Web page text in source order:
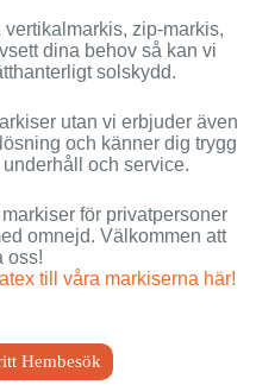
zip-markis,
dina behov så kan vi
solskydd.
utan vi erbjuder även
och känner dig trygg
och service.
för privatpersoner
omnejd. Välkommen att
oss!
till våra markiserna här!
Hembesök